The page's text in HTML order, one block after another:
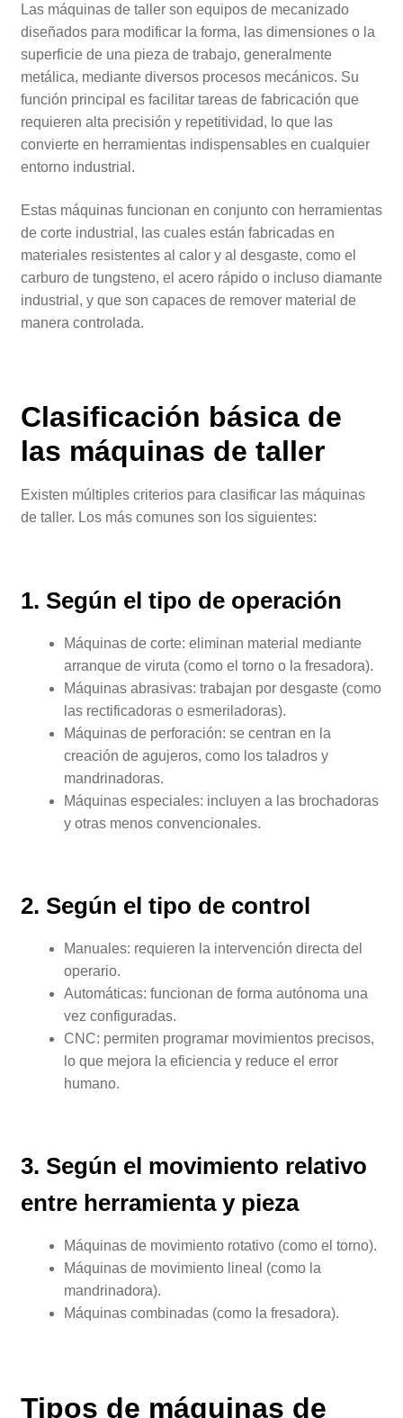
Las máquinas de taller son equipos de mecanizado
diseñados para modificar la forma, las dimensiones o la
superficie de una pieza de trabajo, generalmente
metálica, mediante diversos procesos mecánicos. Su
función principal es facilitar tareas de fabricación que
requieren alta precisión y repetitividad, lo que las
convierte en herramientas indispensables en cualquier
entorno industrial.
Estas máquinas funcionan en conjunto con herramientas
de corte industrial, las cuales están fabricadas en
materiales resistentes al calor y al desgaste, como el
carburo de tungsteno, el acero rápido o incluso diamante
industrial, y que son capaces de remover material de
manera controlada.
Clasificación básica de
las máquinas de taller
Existen múltiples criterios para clasificar las máquinas
de taller. Los más comunes son los siguientes:
1. Según el tipo de operación
Máquinas de corte: eliminan material mediante
arranque de viruta (como el torno o la fresadora).
Máquinas abrasivas: trabajan por desgaste (como
las rectificadoras o esmeriladoras).
Máquinas de perforación: se centran en la
creación de agujeros, como los taladros y
mandrinadoras.
Máquinas especiales: incluyen a las brochadoras
y otras menos convencionales.
2. Según el tipo de control
Manuales: requieren la intervención directa del
operario.
Automáticas: funcionan de forma autónoma una
vez configuradas.
CNC: permiten programar movimientos precisos,
lo que mejora la eficiencia y reduce el error
humano.
3. Según el movimiento relativo
entre herramienta y pieza
Máquinas de movimiento rotativo (como el torno).
Máquinas de movimiento lineal (como la
mandrinadora).
Máquinas combinadas (como la fresadora).
Tipos de máquinas de